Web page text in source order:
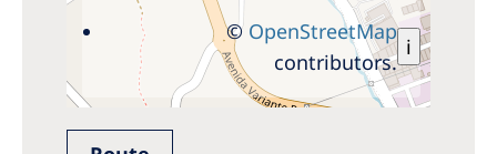
i
© OpenStreetMap
contributors.